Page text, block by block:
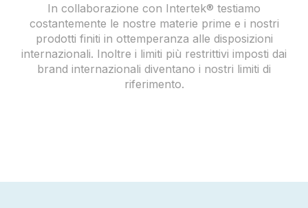
In collaborazione con Intertek® testiamo
costantemente le nostre materie prime e i nostri
prodotti finiti in ottemperanza alle disposizioni
internazionali. Inoltre i limiti più restrittivi imposti dai
brand internazionali diventano i nostri limiti di
riferimento.